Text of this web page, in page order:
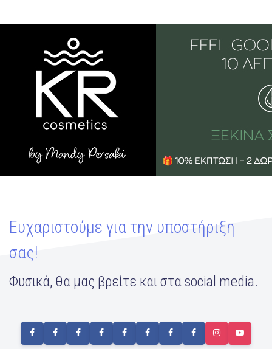
Ευχαριστούμε για την υποστήριξη
σας!
Φυσικά, θα μας βρείτε και στα social media.